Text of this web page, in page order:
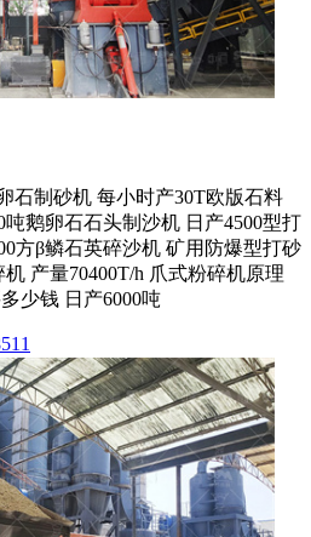
石制砂机 每小时产30T欧版石料
吨鹅卵石石头制沙机 日产4500型打
方β鳞石英碎沙机 矿用防爆型打砂
产量70400T/h 爪式粉碎机原理
少钱 日产6000吨